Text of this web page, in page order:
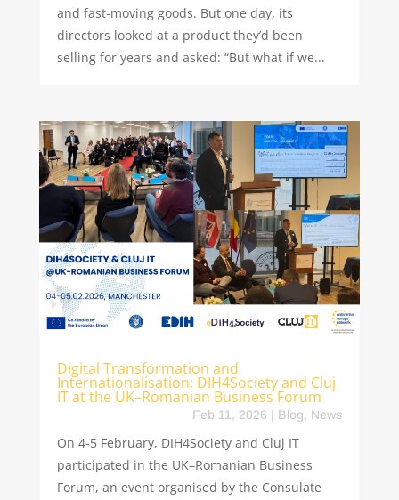
and fast-moving goods. But one day, its
directors looked at a product they’d been
selling for years and asked: “But what if we...
Digital Transformation and
Internationalisation: DIH4Society and Cluj
IT at the UK–Romanian Business Forum
Feb 11, 2026 | Blog, News
On 4-5 February, DIH4Society and Cluj IT
participated in the UK–Romanian Business
Forum, an event organised by the Consulate